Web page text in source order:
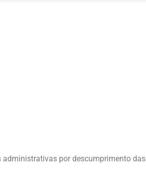
por descumprimento das